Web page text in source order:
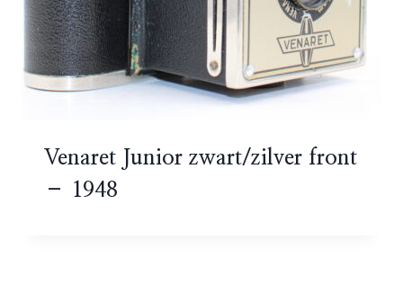
Venaret Junior zwart/zilver front
– 1948